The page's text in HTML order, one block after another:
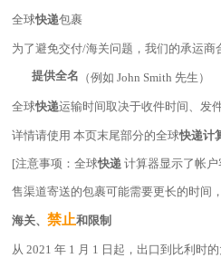
全球快递包裹
为了避免交付/海关问题，我们的承运商
提供全名 （例如 John Smith 先生）
全球快递运输时间取决于收件时间、发
详情请使用 本页末尾部分的全球快递计
[注意事项：全球快递 计算器显示了帐
售渠道寄送的包裹可能需要更长的时间
海关、禁止和限制
从 2021 年 1 月 1 日起，出口到比利时